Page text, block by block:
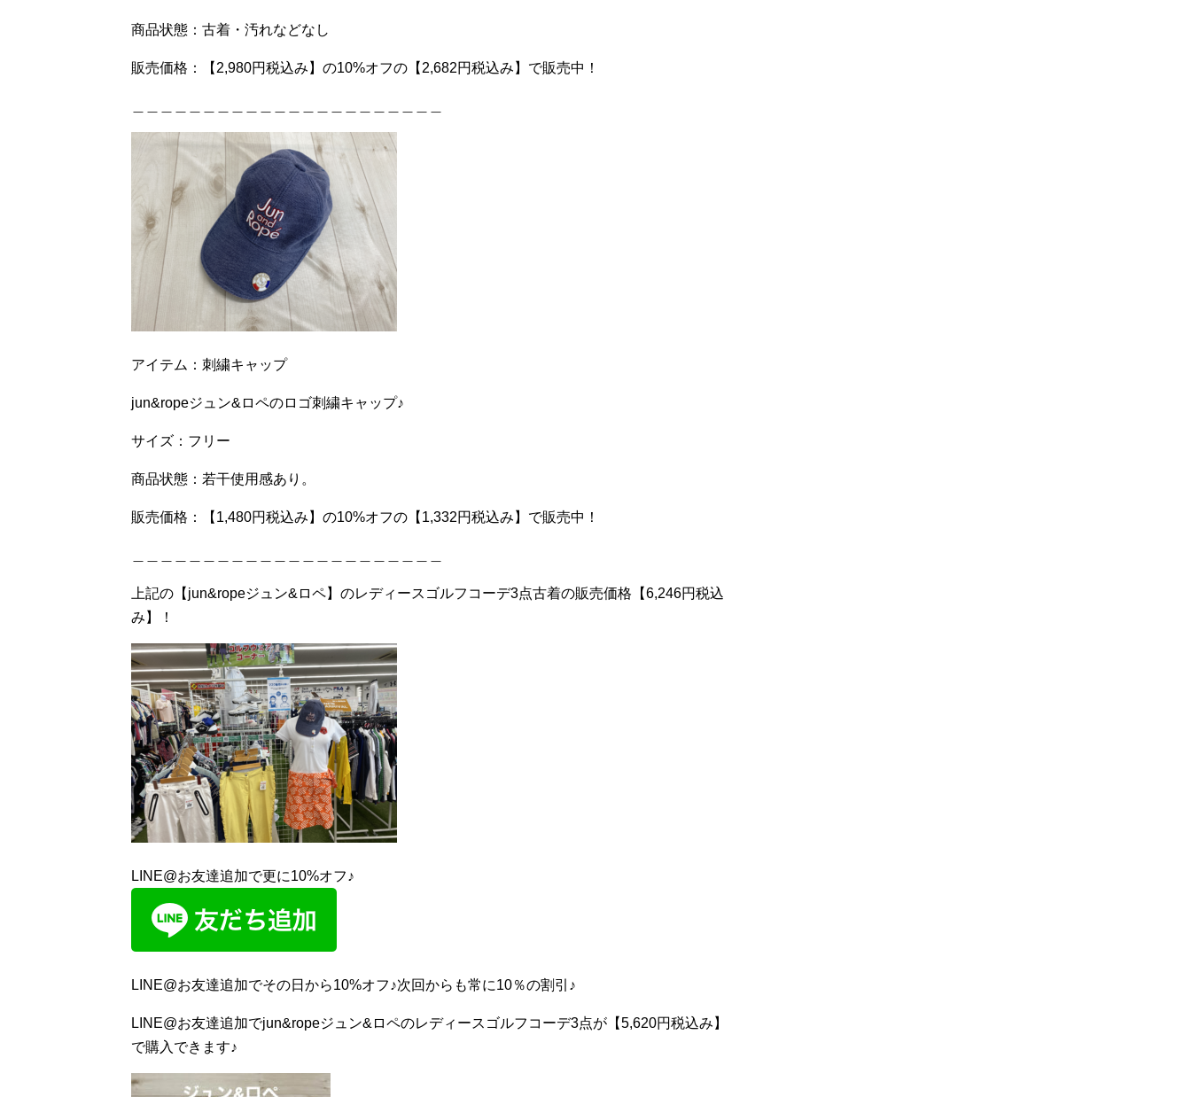
商品状態：古着・汚れなどなし
販売価格：【2,980円税込み】の10%オフの【2,682円税込み】で販売中！
アイテム：刺繍キャップ
jun&ropeジュン&ロペのロゴ刺繍キャップ♪
サイズ：フリー
商品状態：若干使用感あり。
販売価格：【1,480円税込み】の10%オフの【1,332円税込み】で販売中！
上記の【jun&ropeジュン&ロペ】のレディースゴルフコーデ3点古着の販売価格【6,246円税込
み】！
LINE@お友達追加で更に10%オフ♪
LINE@お友達追加でその日から10%オフ♪次回からも常に10％の割引♪
LINE@お友達追加でjun&ropeジュン&ロペのレディースゴルフコーデ3点が【5,620円税込み】
で購入できます♪